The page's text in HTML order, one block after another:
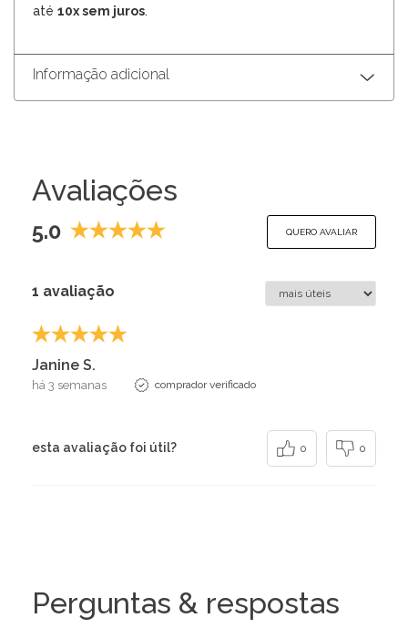
até 10x sem juros.
Informação adicional
Avaliações
5.0 QUERO AVALIAR
1 avaliação
Janine S.
há 3 semanas comprador verificado
esta avaliação foi útil? 0 0
Perguntas & respostas